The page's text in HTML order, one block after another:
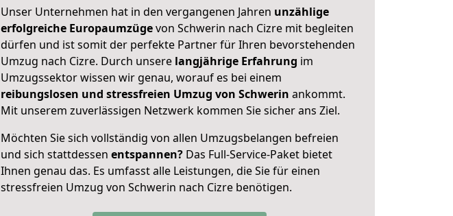
Unser Unternehmen hat in den vergangenen Jahren unzählige
erfolgreiche Europaumzügevon Schwerin nach Cizre mit begleiten
dürfen und ist somit der perfekte Partner für Ihren bevorstehenden
Umzug nach Cizre. Durch unsere langjährige Erfahrung im
Umzugssektor wissen wir genau, worauf es bei einem
reibungslosen und stressfreien Umzug von Schwerin ankommt.
Mit unserem zuverlässigen Netzwerk kommen Sie sicher ans Ziel.
Möchten Sie sich vollständig von allen Umzugsbelangen befreien
und sich stattdessen entspannen? Das Full-Service-Paket bietet
Ihnen genau das. Es umfasst alle Leistungen, die Sie für einen
stressfreien Umzug von Schwerin nach Cizre benötigen.